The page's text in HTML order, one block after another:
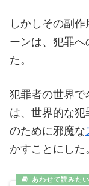
しかしその副
ーンは、犯罪
た。
犯罪者の世界で
は、世界的な
のために邪魔な
かすことにした